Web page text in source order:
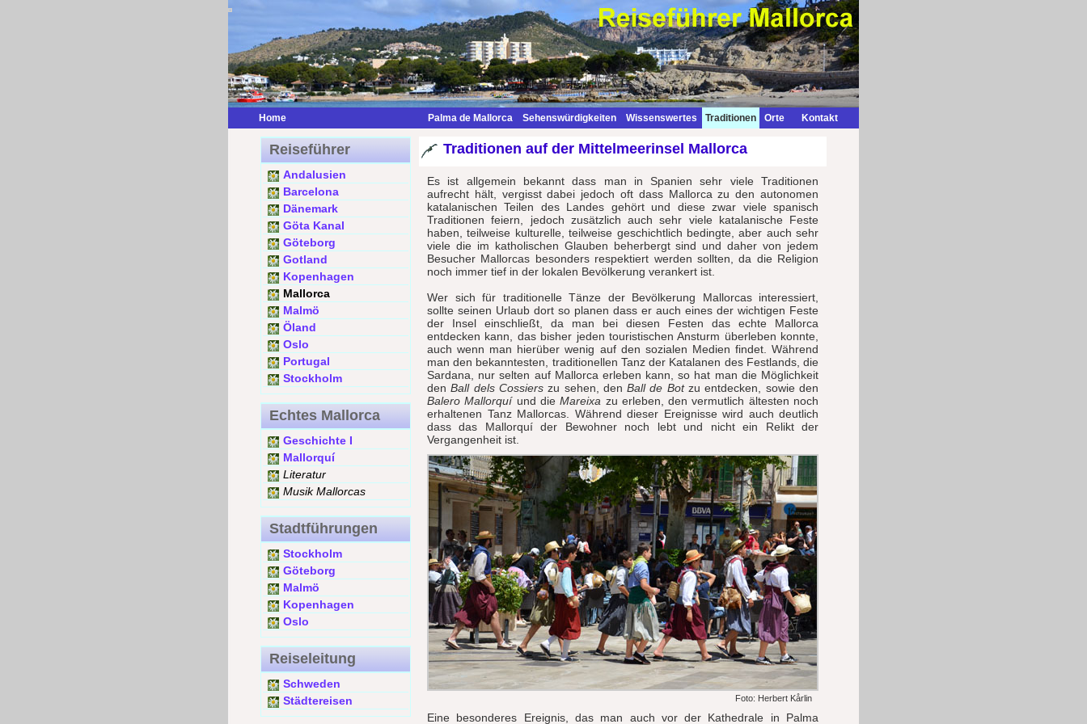
Home Palma de Mallorca Sehenswürdigkeiten Wissenswertes Traditionen Orte Kontakt
Reiseführer
Andalusien
Barcelona
Dänemark
Göta Kanal
Göteborg
Gotland
Kopenhagen
Mallorca
Malmö
Öland
Oslo
Portugal
Stockholm
Echtes Mallorca
Geschichte I
Mallorquí
Literatur
Musik Mallorcas
Stadtführungen
Stockholm
Göteborg
Malmö
Kopenhagen
Oslo
Reiseleitung
Schweden
Städtereisen
Traditionen auf der Mittelmeerinsel Mallorca
Es ist allgemein bekannt dass man in Spanien sehr viele Traditionen
aufrecht hält, vergisst dabei jedoch oft dass Mallorca zu den autonomen
katalanischen Teilen des Landes gehört und diese zwar viele spanisch
Traditionen feiern, jedoch zusätzlich auch sehr viele katalanische Feste
haben, teilweise kulturelle, teilweise geschichtlich bedingte, aber auch sehr
viele die im katholischen Glauben beherbergt sind und daher von jedem
Besucher Mallorcas besonders respektiert werden sollten, da die Religion
noch immer tief in der lokalen Bevölkerung verankert ist.
Wer sich für traditionelle Tänze der Bevölkerung Mallorcas interessiert,
sollte seinen Urlaub dort so planen dass er auch eines der wichtigen Feste
der Insel einschließt, da man bei diesen Festen das echte Mallorca
entdecken kann, das bisher jeden touristischen Ansturm überleben konnte,
auch wenn man hierüber wenig auf den sozialen Medien findet. Während
man den bekanntesten, traditionellen Tanz der Katalanen des Festlands, die
Sardana, nur selten auf Mallorca erleben kann, so hat man die Möglichkeit
denBall dels Cossierszu sehen, denBall de Botzu entdecken, sowie den
Balero Mallorquíund dieMareixa zu erleben, den vermutlich ältesten noch
erhaltenen Tanz Mallorcas. Während dieser Ereignisse wird auch deutlich
dass das Mallorquí der Bewohner noch lebt und nicht ein Relikt der
Vergangenheit ist.
Foto: Herbert Kårlin
Eine besonderes Ereignis, das man auch vor der Kathedrale in Palma